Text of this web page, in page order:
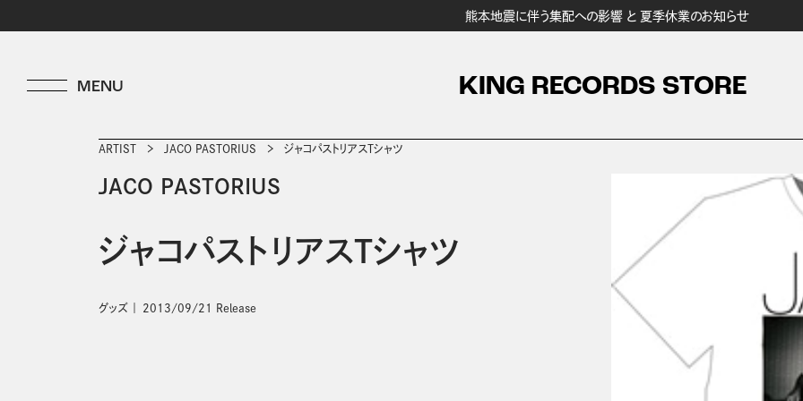
熊本地震に伴う集配への影響 と 夏季休業のお知らせ
KING RECORDS STORE
ARTIST JACO PASTORIUS ジャコパストリアスTシャツ
JACO PASTORIUS
ジャコパストリアスTシャツ
グッズ 2013/09/21 Release